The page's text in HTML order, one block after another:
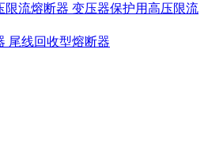
变压器保护用高压限流
尾线回收型熔断器